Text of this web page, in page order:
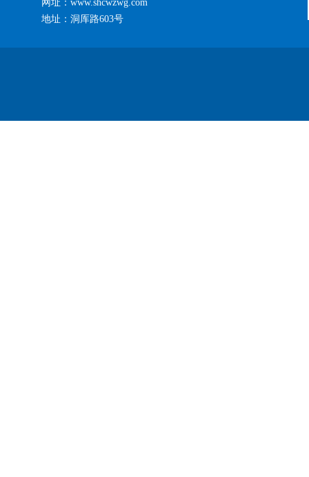
网址：www.shcwzwg.com
地址：洞厍路603号